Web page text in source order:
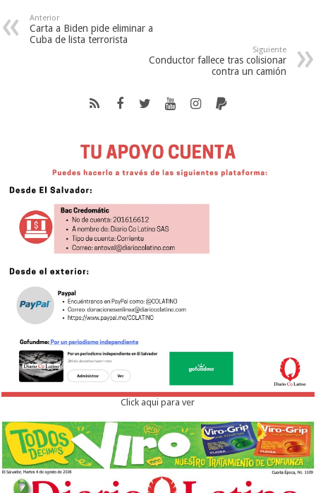
Anterior
Carta a Biden pide eliminar a
Cuba de lista terrorista
Siguiente
Conductor fallece tras colisionar
contra un camión
Click aqui para ver